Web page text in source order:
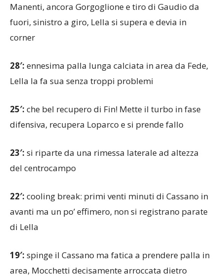
Manenti, ancora Gorgoglione e tiro di Gaudio da
fuori, sinistro a giro, Lella si supera e devia in
corner
28′: ennesima palla lunga calciata in area da Fede,
Lella la fa sua senza troppi problemi
25′: che bel recupero di Fin! Mette il turbo in fase
difensiva, recupera Loparco e si prende fallo
23′: si riparte da una rimessa laterale ad altezza
del centrocampo
22′: cooling break: primi venti minuti di Cassano in
avanti ma un po’ effimero, non si registrano parate
di Lella
19′: spinge il Cassano ma fatica a prendere palla in
area, Mocchetti decisamente arroccata dietro